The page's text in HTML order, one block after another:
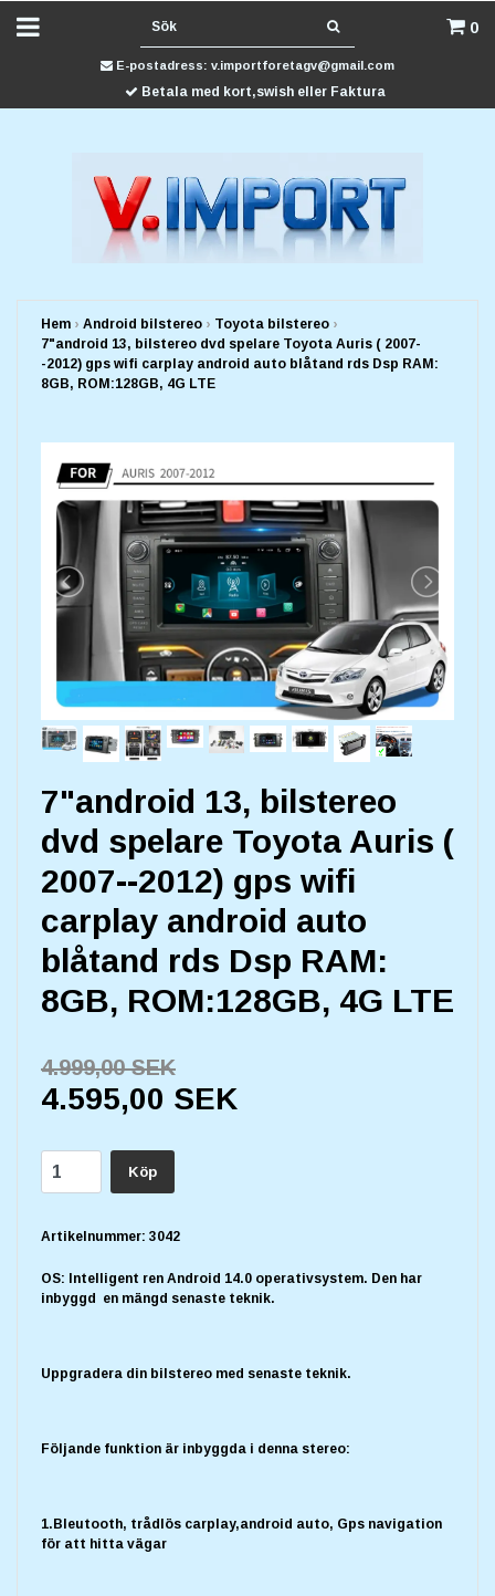
0
E-postadress: v.importforetagv@gmail.com
Betala med kort,swish eller Faktura
Hem › Android bilstereo › Toyota bilstereo ›
7"android 13, bilstereo dvd spelare Toyota Auris ( 2007-
-2012) gps wifi carplay android auto blåtand rds Dsp RAM:
8GB, ROM:128GB, 4G LTE
7"android 13, bilstereo
dvd spelare Toyota Auris (
2007--2012) gps wifi
carplay android auto
blåtand rds Dsp RAM:
8GB, ROM:128GB, 4G LTE
4.999,00 SEK
4.595,00 SEK
Köp
Artikelnummer: 3042
OS: Intelligent ren Android 14.0 operativsystem. Den har
inbyggd en mängd senaste teknik.
Uppgradera din bilstereo med senaste teknik.
Följande funktion är inbyggda i denna stereo:
1.Bleutooth, trådlös carplay,android auto, Gps navigation
för att hitta vägar